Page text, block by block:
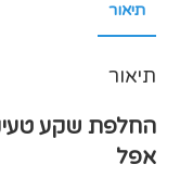
תיאור
תיאור
החלפת שקע
אפל